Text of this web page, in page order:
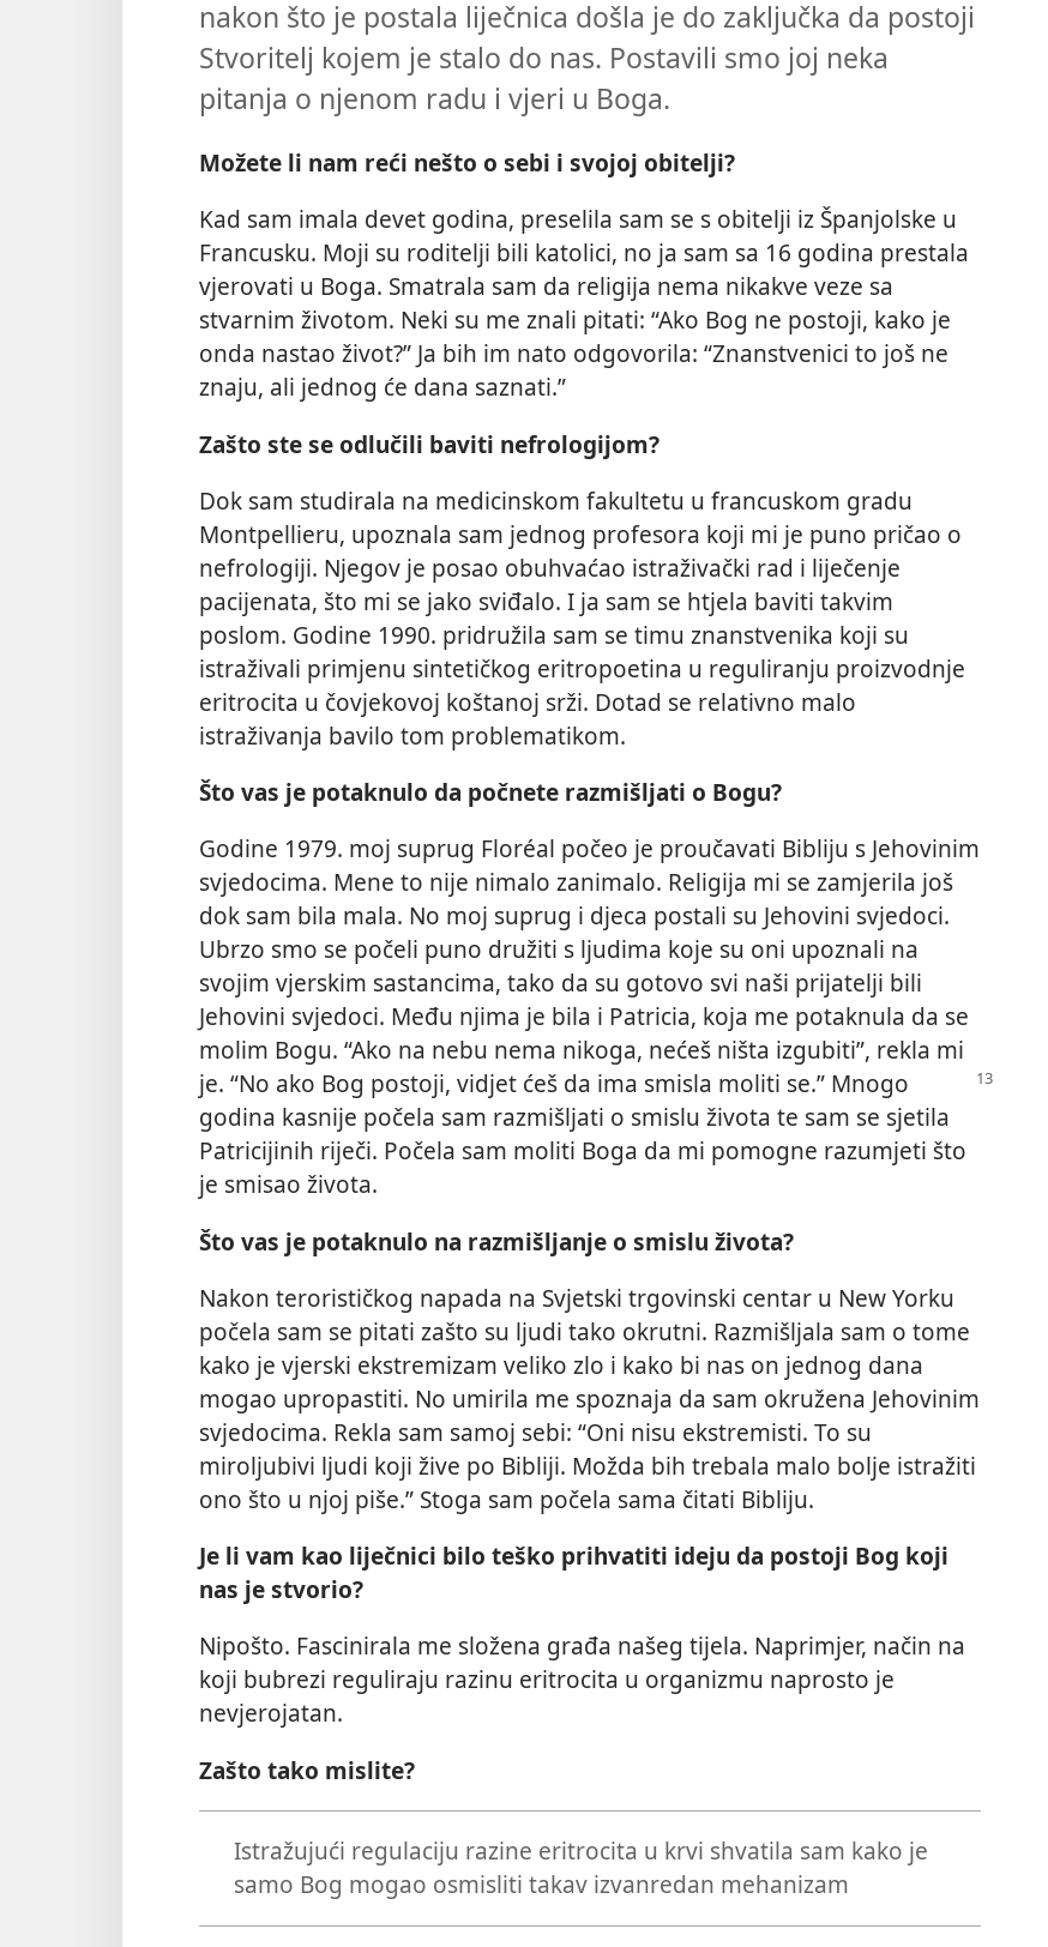
nakon što je postala liječnica došla je do zaključka da postoji
Stvoritelj kojem je stalo do nas. Postavili smo joj neka
pitanja o njenom radu i vjeri u Boga.
Možete li nam reći nešto o sebi i svojoj obitelji?
Kad sam imala devet godina, preselila sam se s obitelji iz Španjolske u
Francusku. Moji su roditelji bili katolici, no ja sam sa 16 godina prestala
vjerovati u Boga. Smatrala sam da religija nema nikakve veze sa
stvarnim životom. Neki su me znali pitati: “Ako Bog ne postoji, kako je
onda nastao život?” Ja bih im nato odgovorila: “Znanstvenici to još ne
znaju, ali jednog će dana saznati.”
Zašto ste se odlučili baviti nefrologijom?
Dok sam studirala na medicinskom fakultetu u francuskom gradu
Montpellieru, upoznala sam jednog profesora koji mi je puno pričao o
nefrologiji. Njegov je posao obuhvaćao istraživački rad i liječenje
pacijenata, što mi se jako sviđalo. I ja sam se htjela baviti takvim
poslom. Godine 1990. pridružila sam se timu znanstvenika koji su
istraživali primjenu sintetičkog eritropoetina u reguliranju proizvodnje
eritrocita u čovjekovoj koštanoj srži. Dotad se relativno malo
istraživanja bavilo tom problematikom.
Što vas je potaknulo da počnete razmišljati o Bogu?
Godine 1979. moj suprug Floréal počeo je proučavati Bibliju s Jehovinim
svjedocima. Mene to nije nimalo zanimalo. Religija mi se zamjerila još
dok sam bila mala. No moj suprug i djeca postali su Jehovini svjedoci.
Ubrzo smo se počeli puno družiti s ljudima koje su oni upoznali na
svojim vjerskim sastancima, tako da su gotovo svi naši prijatelji bili
Jehovini svjedoci. Među njima je bila i Patricia, koja me potaknula da se
molim Bogu. “Ako na nebu nema nikoga, nećeš ništa izgubiti”, rekla mi
je. “No ako Bog postoji, vidjet ćeš da ima smisla moliti se.” Mnogo
godina kasnije počela sam razmišljati o smislu života te sam se sjetila
Patricijinih riječi. Počela sam moliti Boga da mi pomogne razumjeti što
je smisao života.
Što vas je potaknulo na razmišljanje o smislu života?
Nakon terorističkog napada na Svjetski trgovinski centar u New Yorku
počela sam se pitati zašto su ljudi tako okrutni. Razmišljala sam o tome
kako je vjerski ekstremizam veliko zlo i kako bi nas on jednog dana
mogao upropastiti. No umirila me spoznaja da sam okružena Jehovinim
svjedocima. Rekla sam samoj sebi: “Oni nisu ekstremisti. To su
miroljubivi ljudi koji žive po Bibliji. Možda bih trebala malo bolje istražiti
ono što u njoj piše.” Stoga sam počela sama čitati Bibliju.
Je li vam kao liječnici bilo teško prihvatiti ideju da postoji Bog koji
nas je stvorio?
Nipošto. Fascinirala me složena građa našeg tijela. Naprimjer, način na
koji bubrezi reguliraju razinu eritrocita u organizmu naprosto je
nevjerojatan.
Zašto tako mislite?
Istražujući regulaciju razine eritrocita u krvi shvatila sam kako je
samo Bog mogao osmisliti takav izvanredan mehanizam